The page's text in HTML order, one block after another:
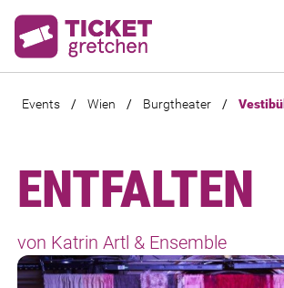
Events / Wien / Burgtheater / Vestibül
ENTFALTEN
von Katrin Artl & Ensemble